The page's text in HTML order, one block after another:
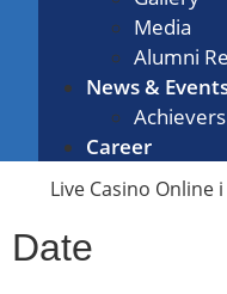
Media
Alumni
News &
Achievers
Career
Live Casino Online
Date